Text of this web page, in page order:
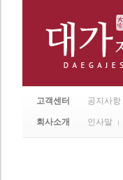
고객센터 공지사항
회사소개 인사말